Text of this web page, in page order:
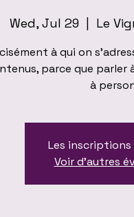
Wed, Jul 29
  |
Le
à qui on
parce que
à
Les
Voir d'autres